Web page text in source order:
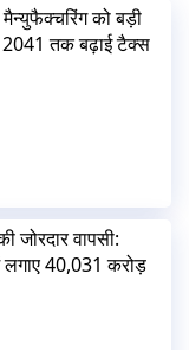
को बड़ी
2041 तक बढ़ाई टैक्स
जोरदार वापसी:
लगाए 40,031 करोड़